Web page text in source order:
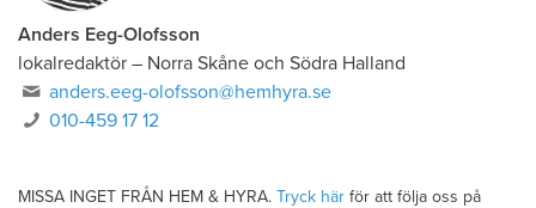
Anders Eeg-Olofsson
lokalredaktör – Norra Skåne och Södra Halland
anders.eeg-olofsson@hemhyra.se
010-459 17 12
MISSA INGET FRÅN HEM & HYRA. Tryck här för att följa oss på